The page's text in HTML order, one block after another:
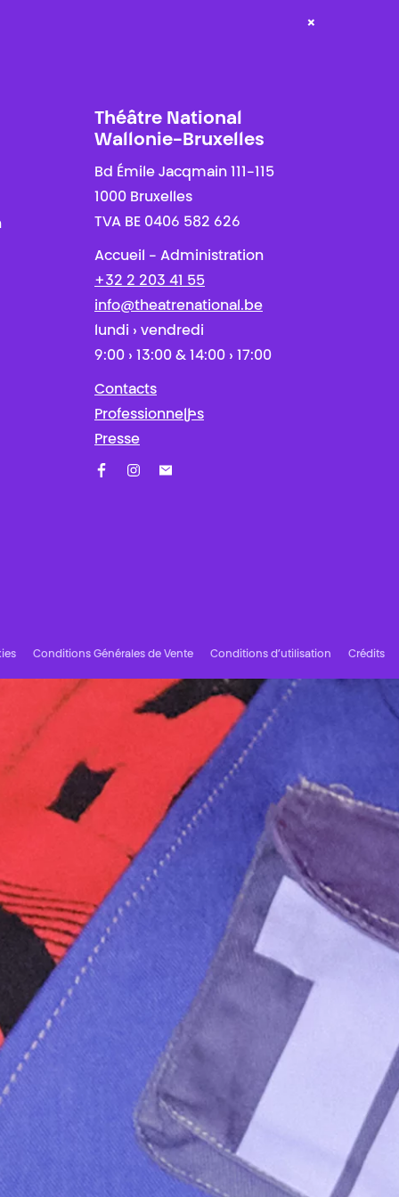
×
Théâtre National
Wallonie-Bruxelles
Bd Émile Jacqmain 111-115
1000 Bruxelles
TVA BE 0406 582 626
Accueil - Administration
+32 2 203 41 55
info@theatrenational.be
lundi › vendredi
9:00 › 13:00 & 14:00 › 17:00
Contacts
Professionnel·les
Presse
Conditions Générales de Vente Conditions d’utilisation Crédits